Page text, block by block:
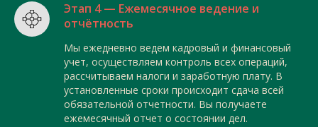
Этап 4 — Ежемесячное ведение и
отчётность
Мы ежедневно ведем кадровый и финансовый
учет, осуществляем контроль всех операций,
рассчитываем налоги и заработную плату. В
установленные сроки происходит сдача всей
обязательной отчетности. Вы получаете
ежемесячный отчет о состоянии дел.